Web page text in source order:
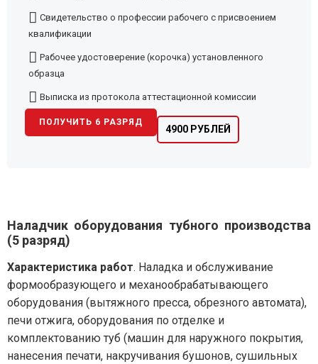
Свидетельство о профессии рабочего с присвоением
квалификации
Рабочее удостоверение (корочка) установленного
образца
Выписка из протокола аттестационной комиссии
4900 РУБЛЕЙ
ПОЛУЧИТЬ 6 РАЗРЯД
Наладчик оборудования тубного производства
(5 разряд)
Характеристика работ. Наладка и обслуживание
формообразующего и механообрабатывающего
оборудования (вытяжного пресса, обрезного автомата),
печи отжига, оборудования по отделке и
комплектованию туб (машин для наружного покрытия,
нанесения печати, накручивания бушонов, сушильных